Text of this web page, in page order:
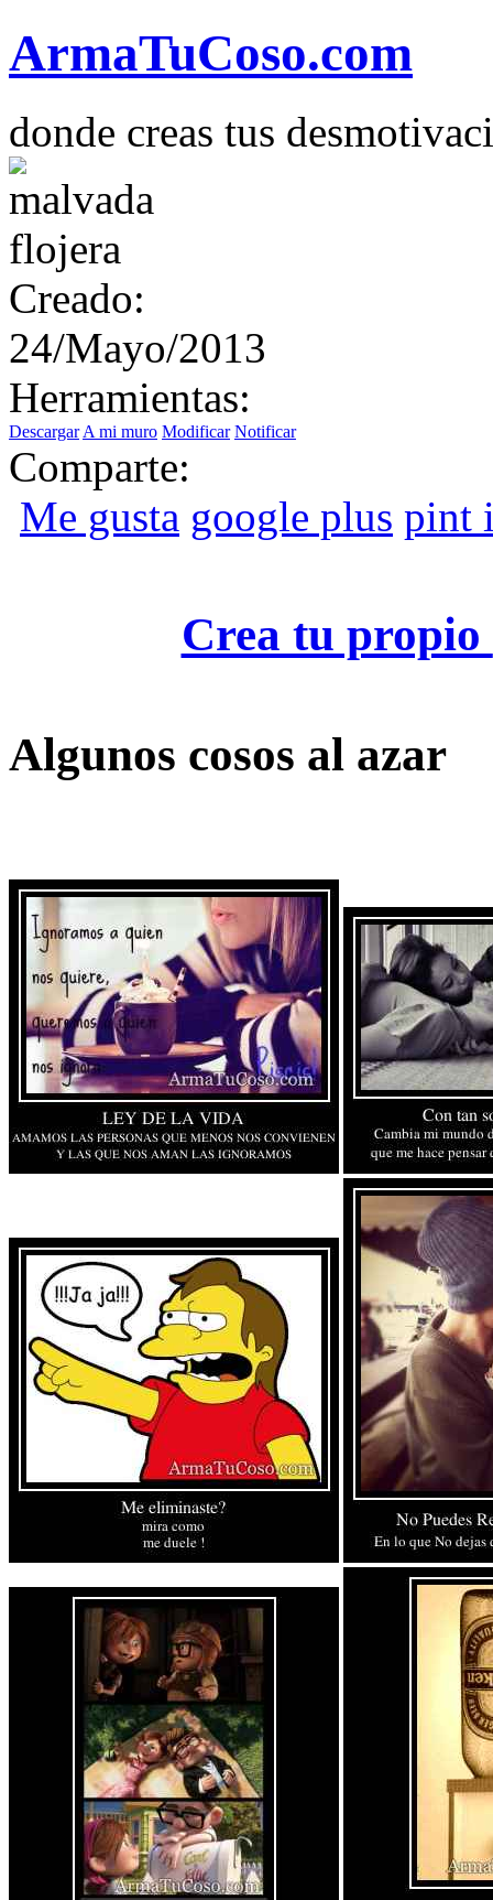
ArmaTuCoso.com
donde creas tus
Creado:
24/Mayo/2013
Herramientas:
Descargar A mi muro Modificar Notificar
Comparte:
Me gusta google plus pint
Crea tu propio
Algunos cosos al azar